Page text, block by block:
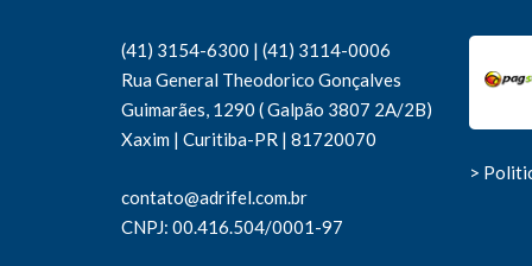
(41) 3154-6300 | (41) 3114-0006
Rua General Theodorico Gonçalves
Guimarães, 1290 ( Galpão 3807 2A/2B)
Xaxim | Curitiba-PR | 81720070
contato@adrifel.com.br
CNPJ: 00.416.504/0001-97
>